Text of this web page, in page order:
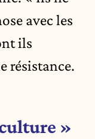
avec les
ils
résistance.
»